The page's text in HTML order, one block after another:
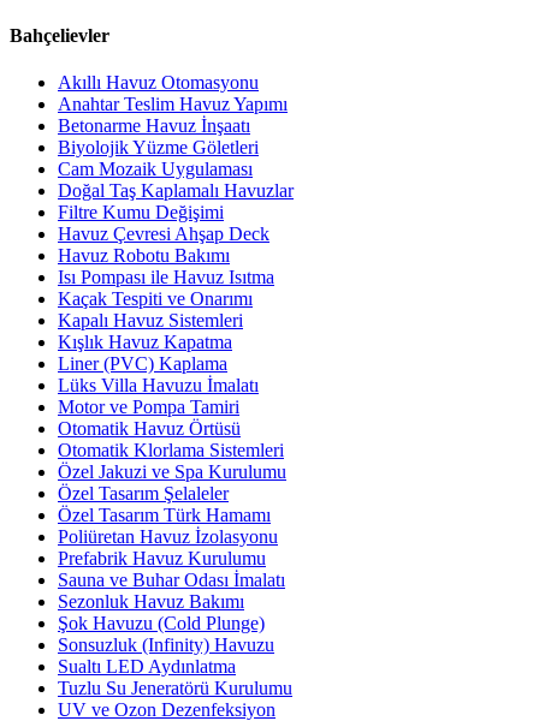
Bahçelievler
Akıllı Havuz Otomasyonu
Anahtar Teslim Havuz Yapımı
Betonarme Havuz İnşaatı
Biyolojik Yüzme Göletleri
Cam Mozaik Uygulaması
Doğal Taş Kaplamalı Havuzlar
Filtre Kumu Değişimi
Havuz Çevresi Ahşap Deck
Havuz Robotu Bakımı
Isı Pompası ile Havuz Isıtma
Kaçak Tespiti ve Onarımı
Kapalı Havuz Sistemleri
Kışlık Havuz Kapatma
Liner (PVC) Kaplama
Lüks Villa Havuzu İmalatı
Motor ve Pompa Tamiri
Otomatik Havuz Örtüsü
Otomatik Klorlama Sistemleri
Özel Jakuzi ve Spa Kurulumu
Özel Tasarım Şelaleler
Özel Tasarım Türk Hamamı
Poliüretan Havuz İzolasyonu
Prefabrik Havuz Kurulumu
Sauna ve Buhar Odası İmalatı
Sezonluk Havuz Bakımı
Şok Havuzu (Cold Plunge)
Sonsuzluk (Infinity) Havuzu
Sualtı LED Aydınlatma
Tuzlu Su Jeneratörü Kurulumu
UV ve Ozon Dezenfeksiyon